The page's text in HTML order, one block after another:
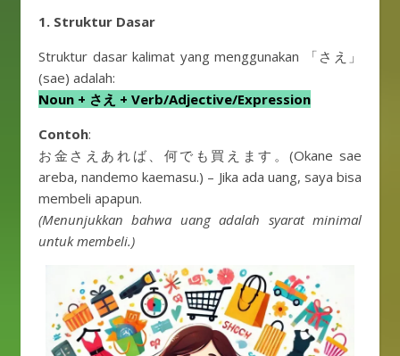
1. Struktur Dasar
Struktur dasar kalimat yang menggunakan 「さえ」
(sae) adalah:
Noun + さえ + Verb/Adjective/Expression
Contoh:
お金さえあれば、何でも買えます。(Okane sae
areba, nandemo kaemasu.) – Jika ada uang, saya bisa
membeli apapun.
(Menunjukkan bahwa uang adalah syarat minimal
untuk membeli.)